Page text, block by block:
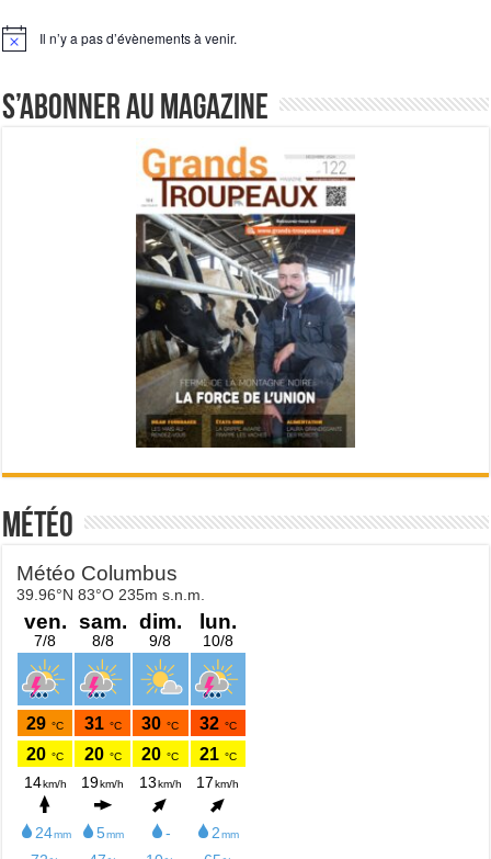
Notice Il n’y a pas d’évènements à venir.
S’abonner au magazine
Météo